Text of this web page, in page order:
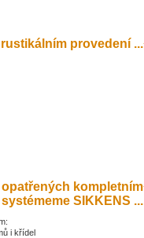
provedení ...
kompletním
SIKKENS ...
i křídel